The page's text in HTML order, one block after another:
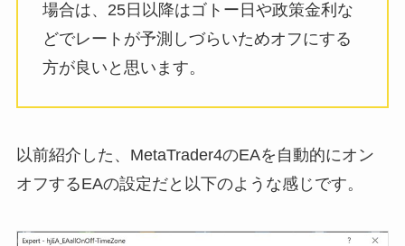
場合は、25日以降はゴトー日や政策金利な
どでレートが予測しづらいためオフにする
方が良いと思います。
以前紹介した、MetaTrader4のEAを自動的にオン
オフするEAの設定だと以下のような感じです。